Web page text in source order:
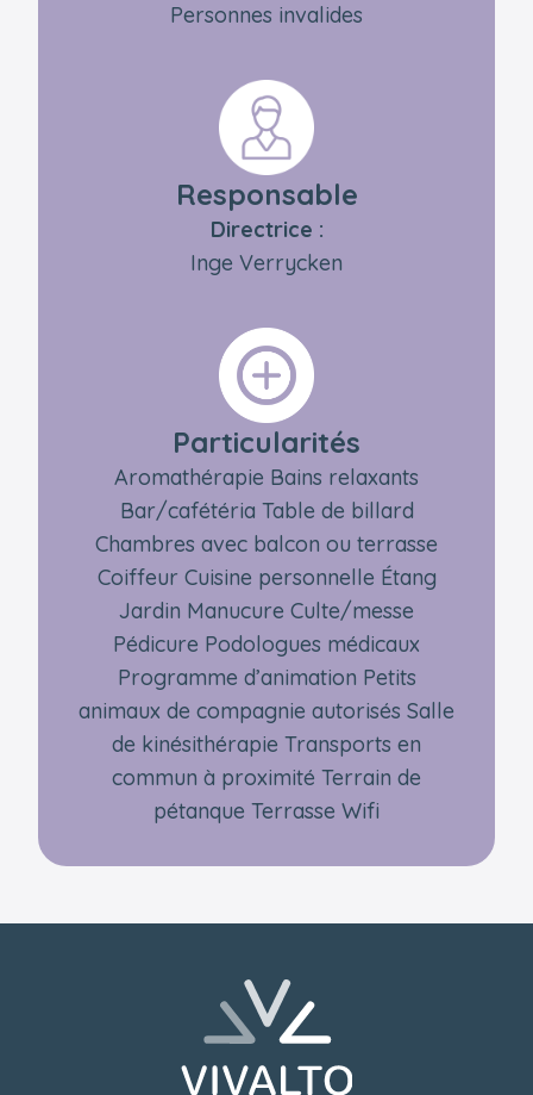
Personnes invalides
Responsable
Directrice :
Inge Verrycken
Particularités
Aromathérapie Bains relaxants
Bar/cafétéria Table de billard
Chambres avec balcon ou terrasse
Coiffeur Cuisine personnelle Étang
Jardin Manucure Culte/messe
Pédicure Podologues médicaux
Programme d’animation Petits
animaux de compagnie autorisés Salle
de kinésithérapie Transports en
commun à proximité Terrain de
pétanque Terrasse Wifi
Retourner à l'accueil